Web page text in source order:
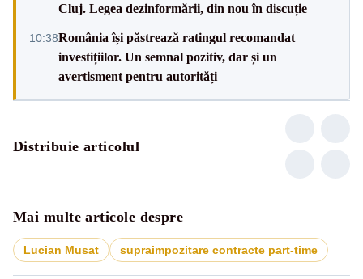
Cluj. Legea dezinformării, din nou în discuție
10:38România își păstrează ratingul recomandat
investițiilor. Un semnal pozitiv, dar și un
avertisment pentru autorități
Distribuie articolul
Mai multe articole despre
Lucian Musat supraimpozitare contracte part-time